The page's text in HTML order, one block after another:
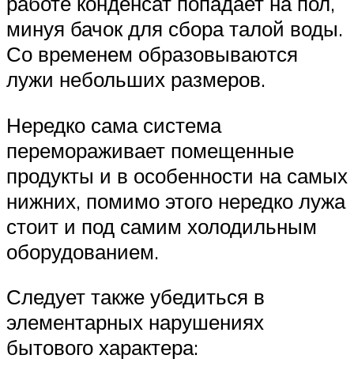
минуя бачок для сбора талой воды.
Со временем образовываются
лужи небольших размеров.
Нередко сама система
перемораживает помещенные
продукты и в особенности на самых
нижних, помимо этого нередко лужа
стоит и под самим холодильным
оборудованием.
Следует также убедиться в
элементарных нарушениях
бытового характера: